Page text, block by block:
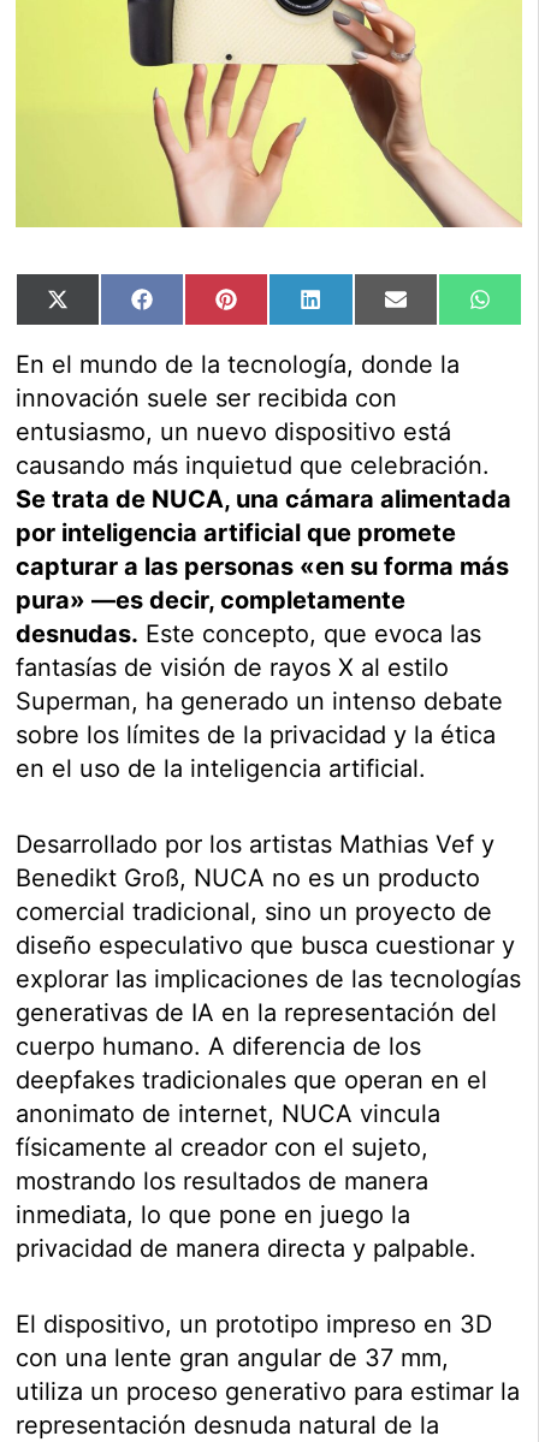
Compartir
en
X
Compartir
en
FacebookCompartir
en
PinterestCompartir
en
LinkedInCompartir
en
Email
en
En el mundo de la tecnología, donde la
innovación suele ser recibida con
entusiasmo, un nuevo dispositivo está
causando más inquietud que celebración.
Se trata de NUCA, una cámara alimentada
por inteligencia artificial que promete
capturar a las personas «en su forma más
pura» —es decir, completamente
desnudas. Este concepto, que evoca las
fantasías de visión de rayos X al estilo
Superman, ha generado un intenso debate
sobre los límites de la privacidad y la ética
en el uso de la inteligencia artificial.
Desarrollado por los artistas Mathias Vef y
Benedikt Groß, NUCA no es un producto
comercial tradicional, sino un proyecto de
diseño especulativo que busca cuestionar y
explorar las implicaciones de las tecnologías
generativas de IA en la representación del
cuerpo humano. A diferencia de los
deepfakes tradicionales que operan en el
anonimato de internet, NUCA vincula
físicamente al creador con el sujeto,
mostrando los resultados de manera
inmediata, lo que pone en juego la
privacidad de manera directa y palpable.
El dispositivo, un prototipo impreso en 3D
con una lente gran angular de 37 mm,
utiliza un proceso generativo para estimar la
representación desnuda natural de la